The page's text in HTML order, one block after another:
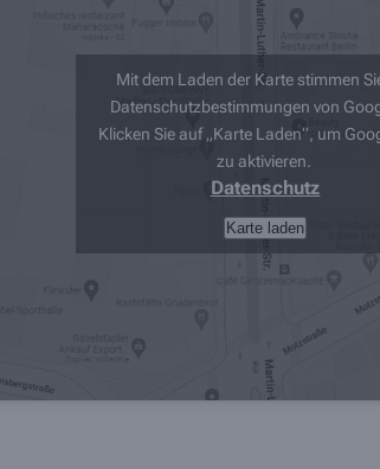
Mit dem Laden der Karte stimmen
Datenschutzbestimmungen von
Klicken Sie auf „Karte Laden“, um
zu aktivieren.
Datenschutz
Karte laden